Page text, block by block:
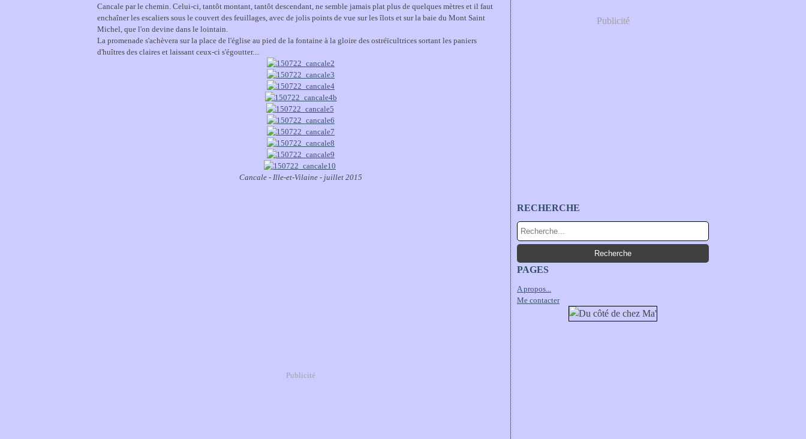
Cancale par le chemin. Celui-ci, tantôt montant, tantôt descendant, ne semble jamais plat plus de quelques mètres et il faut
enchaîner les escaliers sous le couvert des feuillages, avec de jolis points de vue sur les îlots et sur la baie du Mont Saint
Michel, que l'on devine dans le lointain.
La promenade s'achèvera sur la place de l'église au pied de la fontaine à la gloire des ostréïcultrices sortant les paniers
d'huîtres des claires et laissant ceux-ci s'égoutter....
Cancale - Ille-et-Vilaine - juillet 2015
Publicité
Publicité
RECHERCHE
PAGES
A propos...
Me contacter